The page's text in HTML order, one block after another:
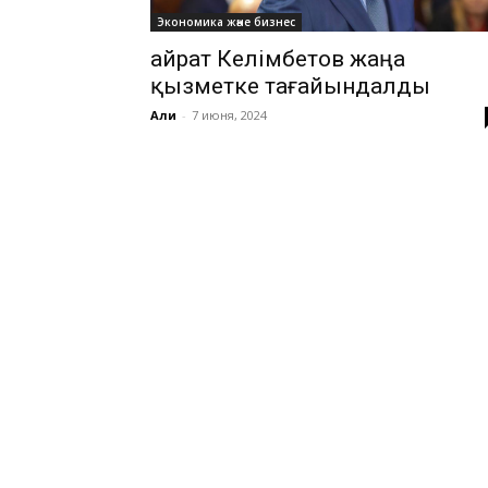
Экономика және бизнес
Қайрат Келімбетов жаңа
қызметке тағайындалды
Али - 7 июня, 2024